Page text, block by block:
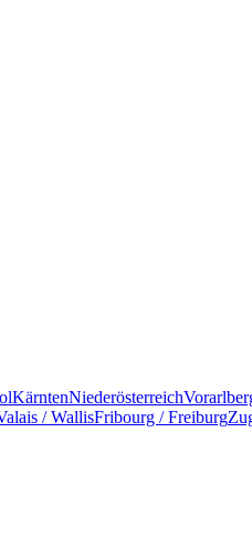
KärntenNiederösterreich
/ WallisFribourg / Freiburg